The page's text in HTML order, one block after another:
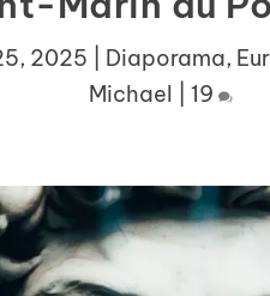
2025 Diaporama,
Michael
19